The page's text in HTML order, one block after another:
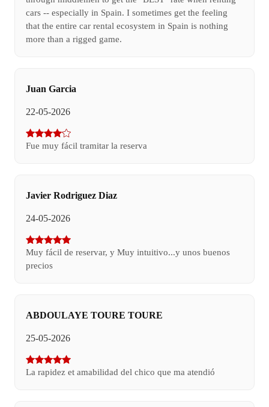
cars -- especially in Spain. I sometimes get the feeling
that the entire car rental ecosystem in Spain is nothing
more than a rigged game.
Juan Garcia
22-05-2026
Fue muy fácil tramitar la reserva
Javier Rodriguez Diaz
24-05-2026
Muy fácil de reservar, y Muy intuitivo...y unos buenos
precios
ABDOULAYE TOURE TOURE
25-05-2026
La rapidez et amabilidad del chico que ma atendió